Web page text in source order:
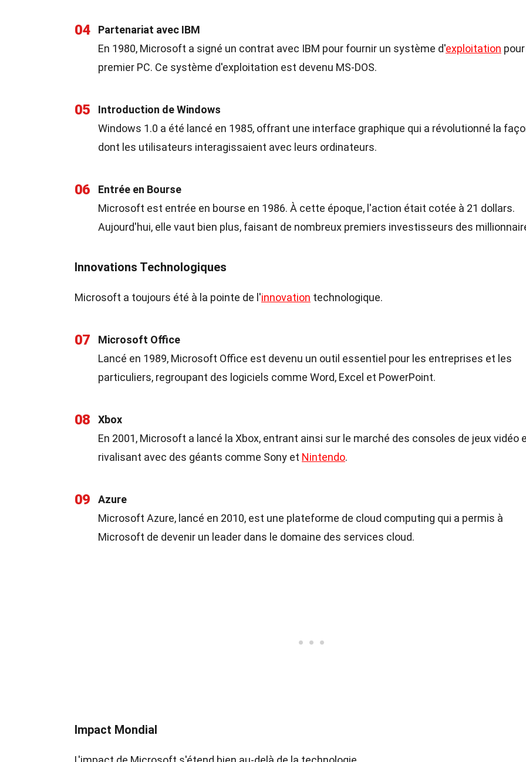
04
Partenariat avec IBM
En 1980, Microsoft a signé un contrat avec IBM pour fournir un système d'exploitation
premier PC. Ce système d'exploitation est devenu MS-DOS.
05
Introduction de Windows
Windows 1.0 a été lancé en 1985, offrant une interface graphique qui a révolutionné la
dont les utilisateurs interagissaient avec leurs ordinateurs.
06
Entrée en Bourse
Microsoft est entrée en bourse en 1986. À cette époque, l'action était cotée à 21 dollars.
Aujourd'hui, elle vaut bien plus, faisant de nombreux premiers investisseurs des
Innovations Technologiques
Microsoft a toujours été à la pointe de l'innovation technologique.
07
Microsoft Office
Lancé en 1989, Microsoft Office est devenu un outil essentiel pour les entreprises et les
particuliers, regroupant des logiciels comme Word, Excel et PowerPoint.
08
Xbox
En 2001, Microsoft a lancé la Xbox, entrant ainsi sur le marché des consoles de jeux vidéo
rivalisant avec des géants comme Sony et Nintendo.
09
Azure
Microsoft Azure, lancé en 2010, est une plateforme de cloud computing qui a permis à
Microsoft de devenir un leader dans le domaine des services cloud.
Impact Mondial